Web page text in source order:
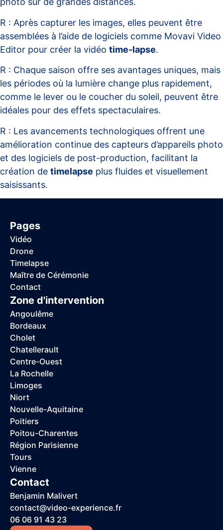
R : Après capturer les images, elles peuvent être
assemblées à l’aide de logiciels comme Movavi Video
Editor pour créer la vidéo time-lapse.
R : Chaque saison offre ses avantages uniques, mais
les périodes où la lumière change plus rapidement,
comme le lever ou le coucher du soleil, peuvent être
idéales pour des effets spectaculaires.
R : Les avancements technologiques offrent une
amélioration continue des capteurs d’appareils photo
et des logiciels de post-production, facilitant la
création de timelapse plus fluides et visuellement
saisissants.
Pages
Vidéo
Drone
Timelapse
Maître de Cérémonie
Contact
Zone d'intervention
Angoulême
Bordeaux
Cholet
Chatellerault
Centre-Ouest
La Rochelle
Limoges
Niort
Nouvelle-Aquitaine
Poitiers
Poitou-Charentes
Région Parisienne
Tours
Vienne
Contact
Benjamin Malivert
contact@video-experience.fr
06 06 91 43 23